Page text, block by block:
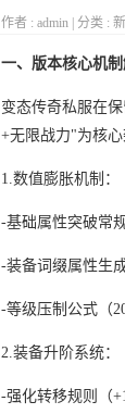
作者 : admin | 分类 :
一、版本核心机
变态传奇私服在
+无限战力"为核心
1.数值膨胀机制：
-基础属性突破常
-装备词缀属性生
-等级压制公式（
2.装备升阶系统：
-强化转移规则（